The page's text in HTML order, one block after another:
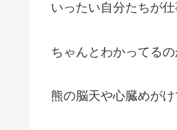
いったい自分たちが
ちゃんとわかってるの
熊の脳天や心臓めが